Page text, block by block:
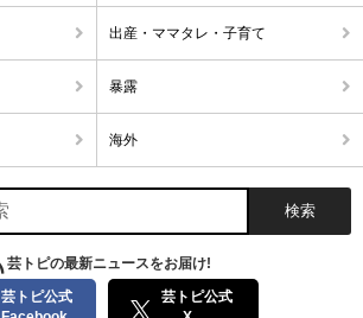
出産・ママタレ・子育て
暴露
海外
芸トピの最新ニュースをお届け!
芸トピ公式
芸トピ公式